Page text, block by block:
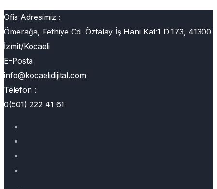
Ofis Adresimiz :
Ömerağa, Fethiye Cd. Öztalay İş Hanı Kat:1 D:173, 41300
İzmit/Kocaeli
E-Posta
info@kocaelidijital.com
Telefon :
0(501) 222 41 61